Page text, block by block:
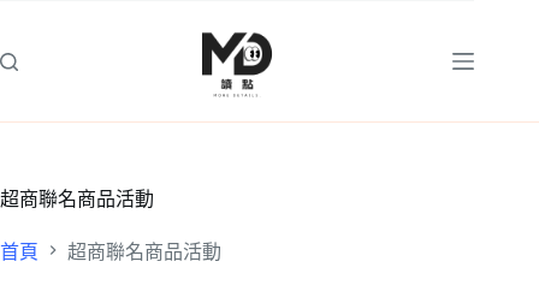
主
超商聯名商品活動
首頁 超商聯名商品活動